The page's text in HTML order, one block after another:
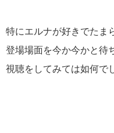
特にエルナが好きでたま
登場場面を今か今かと待
視聴をしてみては如何で